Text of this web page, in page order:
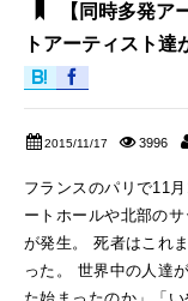
【同時多発ア
トアーティスト
2015/11/17 3996
フランスのパリで11
ートホールや北部の
が発生。 死者はこれ
った。 世界中の人達